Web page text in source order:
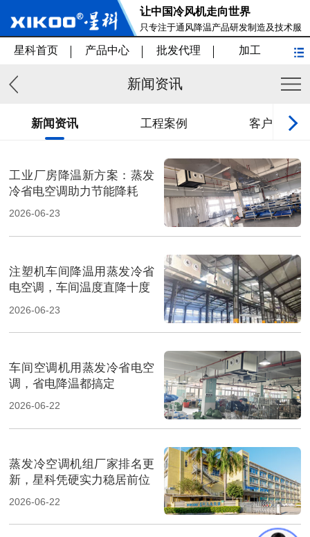
让中国冷风机走向世界
只专注于通风降温产品研发制造及技术服
务
星科首页 产品中心 批发代理 加工
新闻资讯
新闻资讯 工程案例 客户见证
工业厂房降温新方案：蒸发
冷省电空调助力节能降耗
2026-06-23
注塑机车间降温用蒸发冷省
电空调，车间温度直降十度
2026-06-23
车间空调机用蒸发冷省电空
调，省电降温都搞定
2026-06-22
蒸发冷空调机组厂家排名更
新，星科凭硬实力稳居前位
2026-06-22